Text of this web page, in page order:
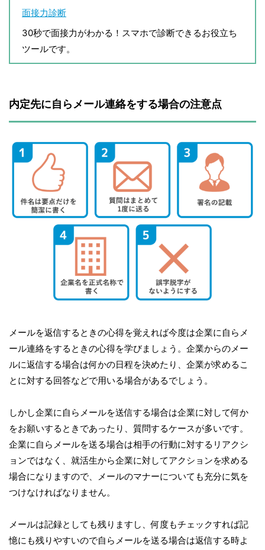
面接力診断
30秒で面接力がわかる！スマホで診断できるお役立ち
ツールです。
内定先に自らメール連絡をする場合の注意点
メールを返信するときの心得を覚えれば今度は企業に自らメ
ール連絡をするときの心得を学びましょう。企業からのメー
ルに返信する場合は何かの日程を決めたり、企業が求めるこ
とに対する回答などで用いる場合があるでしょう。
しかし企業に自らメールを送信する場合は企業に対して何か
をお願いするときであったり、質問するケースが多いです。
企業に自らメールを送る場合は相手の行動に対するリアクシ
ョンではなく、就活生から企業に対してアクションを求める
場合になりますので、メールのマナーについても充分に気を
つけなければなりません。
メールは記録としても残りますし、何度もチェックすれば記
憶にも残りやすいので自らメールを送る場合は返信する時よ